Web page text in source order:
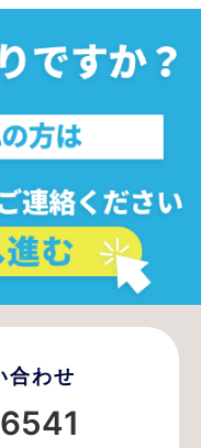
合わせ